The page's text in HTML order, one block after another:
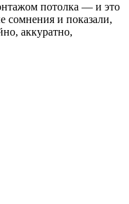
потолка — и это
сомнения и показали,
аккуратно,